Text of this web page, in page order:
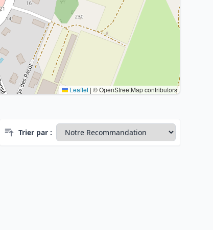
Leaflet | © OpenStreetMap contributors
Trier par :